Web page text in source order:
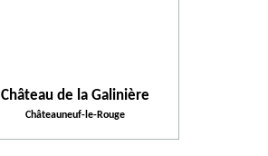
Château de la Galinière
Châteauneuf-le-Rouge